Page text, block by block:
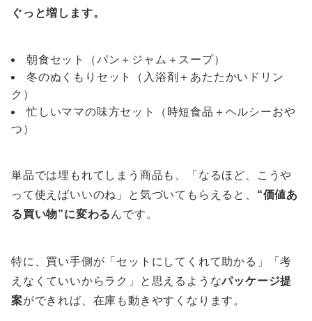
ぐっと増します。
朝食セット（パン＋ジャム＋スープ）
冬のぬくもりセット（入浴剤＋あたたかいドリン
ク）
忙しいママの味方セット（時短食品＋ヘルシーおや
つ）
単品では埋もれてしまう商品も、「なるほど、こうや
って使えばいいのね」と気づいてもらえると、 “価値あ
る買い物”に変わる んです。
特に、買い手側が「セットにしてくれて助かる」「考
えなくていいからラク」と思えるようなパッケージ提
案ができれば、在庫も動きやすくなります。